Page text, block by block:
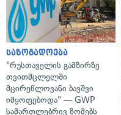
საზოგადოება
"რუსთაველის გამზირზე
თვითმცლელში
მცირეწლოვანი ბავშვი
იმყოფებოდა" — GWP
სამართლებრივ ზომებს